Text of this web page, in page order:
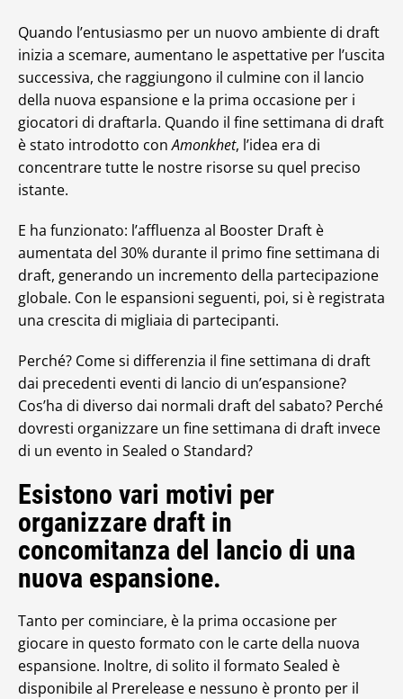
Quando l’entusiasmo per un nuovo ambiente di draft
inizia a scemare, aumentano le aspettative per l’uscita
successiva, che raggiungono il culmine con il lancio
della nuova espansione e la prima occasione per i
giocatori di draftarla. Quando il fine settimana di draft
è stato introdotto conAmonkhet, l’idea era di
concentrare tutte le nostre risorse su quel preciso
istante.
E ha funzionato: l’affluenza al Booster Draft è
aumentata del 30% durante il primo fine settimana di
draft, generando un incremento della partecipazione
globale. Con le espansioni seguenti, poi, si è registrata
una crescita di migliaia di partecipanti.
Perché? Come si differenzia il fine settimana di draft
dai precedenti eventi di lancio di un’espansione?
Cos’ha di diverso dai normali draft del sabato? Perché
dovresti organizzare un fine settimana di draft invece
di un evento in Sealed o Standard?
Esistono vari motivi per
organizzare draft in
concomitanza del lancio di una
nuova espansione.
Tanto per cominciare, è la prima occasione per
giocare in questo formato con le carte della nuova
espansione. Inoltre, di solito il formato Sealed è
disponibile al Prerelease e nessuno è pronto per il